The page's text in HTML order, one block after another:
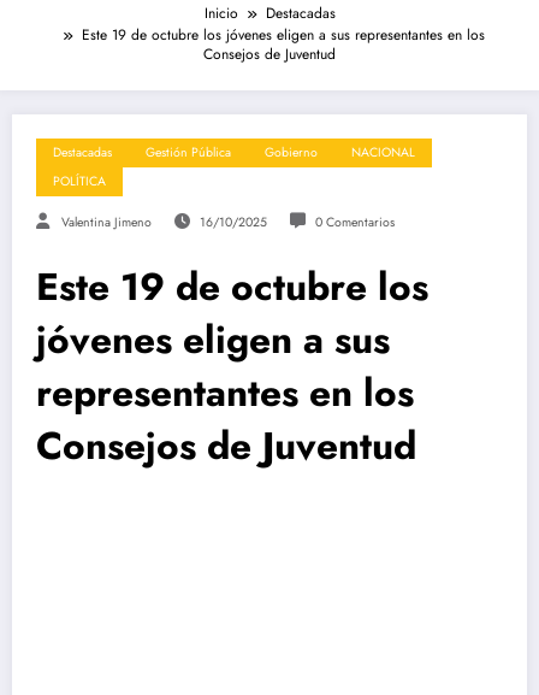
Inicio
Destacadas
Este 19 de octubre los jóvenes eligen a sus representantes en los
Consejos de Juventud
Destacadas Gestión Pública Gobierno
NACIONAL
POLÍTICA
Valentina Jimeno 16/10/2025 0 Comentarios
Este 19 de octubre los
jóvenes eligen a sus
representantes en los
Consejos de Juventud